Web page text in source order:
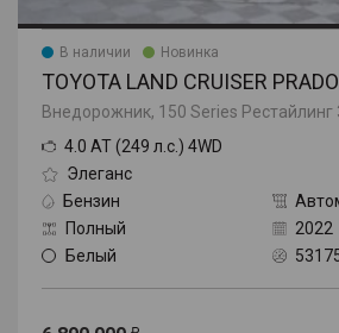
В наличии Новинка
TOYOTA LAND CRUISER PRADO
Внедорожник, 150 Series Рестайлинг
4.0 AT (249 л.с.) 4WD
Элеганс
Бензин
Полный
2022
Белый